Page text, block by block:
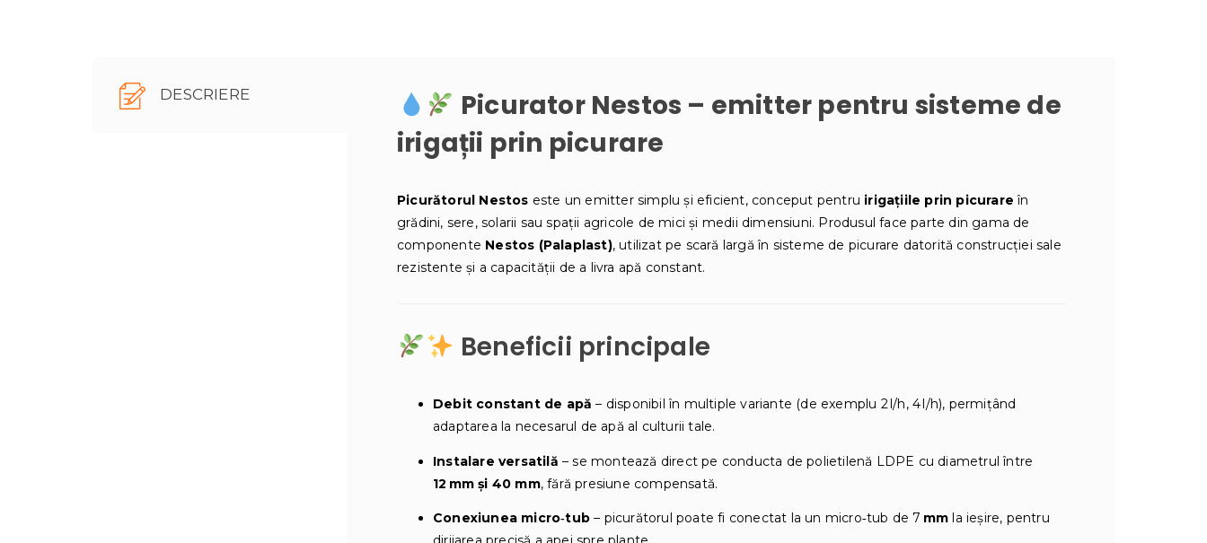
DESCRIERE Picurator Nestos – emitter pentru sisteme de
irigații prin picurare
Picurătorul Nestos este un emitter simplu și eficient, conceput pentru irigațiile prin picurare în
grădini, sere, solarii sau spații agricole de mici și medii dimensiuni. Produsul face parte din gama de
componente Nestos (Palaplast), utilizat pe scară largă în sisteme de picurare datorită construcției sale
rezistente și a capacității de a livra apă constant.
Beneficii principale
Debit constant de apă – disponibil în multiple variante (de exemplu 2 l/h, 4 l/h), permițând
adaptarea la necesarul de apă al culturii tale.
Instalare versatilă – se montează direct pe conducta de polietilenă LDPE cu diametrul între
12 mm și 40 mm, fără presiune compensată.
Conexiunea micro‑tub – picurătorul poate fi conectat la un micro‑tub de 7 mm la ieșire, pentru